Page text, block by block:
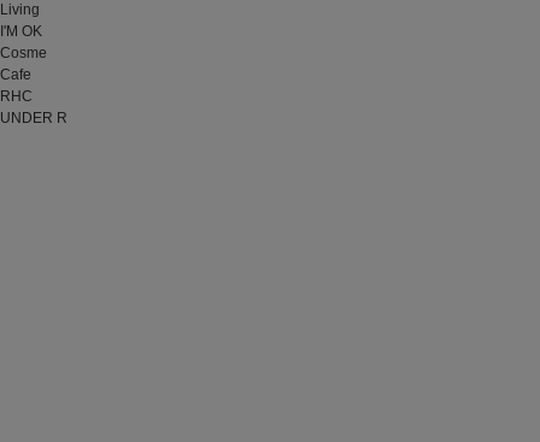
Living
I'M OK
Cosme
Cafe
RHC
UNDER R